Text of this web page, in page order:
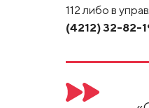
112 либо в
(4212) 32-82-